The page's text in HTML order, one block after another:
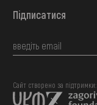
Підписатися
Сайт створено за підтримки: